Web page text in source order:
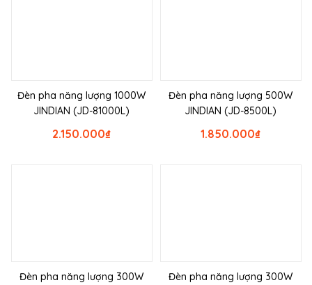
Đèn pha năng lượng 1000W
JINDIAN (JD-81000L)
₫
2.150.000
Đèn pha năng lượng 500W
JINDIAN (JD-8500L)
₫
1.850.000
Đèn pha năng lượng 300W
Đèn pha năng lượng 300W